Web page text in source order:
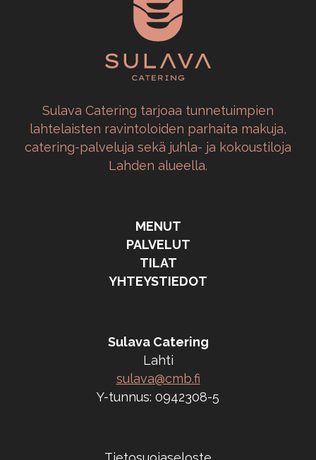
Sulava Catering tarjoaa tunnetuimpien
lahtelaisten ravintoloiden parhaita makuja,
catering-palveluja sekä juhla- ja kokoustiloja
Lahden alueella.
MENUT
PALVELUT
TILAT
YHTEYSTIEDOT
Sulava Catering
Lahti
sulava@cmb.fi
Y-tunnus: 0942308-5